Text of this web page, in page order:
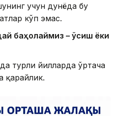
учун дунёда бу
кўп эмас.
баҳолаймиз – ўсиш ёки
турли йилларда ўртача
қарайлик.